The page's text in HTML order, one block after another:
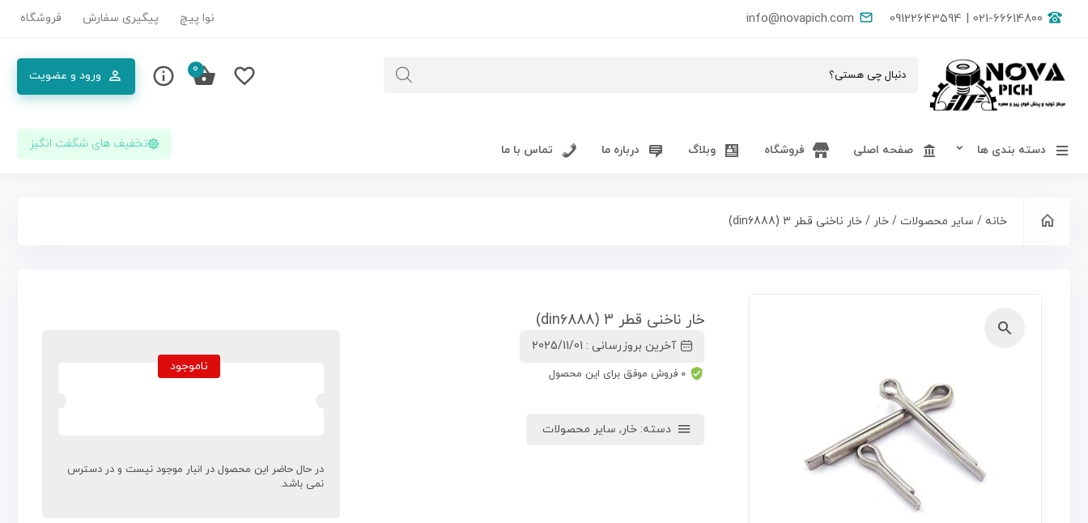
info@novapich.com 021-66614800 | 09122643594 نوا پیچ پیگیری سفارش فروشگاه
ورود و عضویت 0
دسته بندی ها صفحه اصلی فروشگاه وبلاگ درباره ما تماس با ما تخفیف های شگفت انگیز
خانه / سایر محصولات / خار / خار ناخنی قطر 3 (din6888)
خار ناخنی قطر 3 (din6888)
آخرین بروزرسانی : 2025/11/01
0 فروش موفق برای این محصول
دسته: خار, سایر محصولات
ناموجود
در حال حاضر این محصول در انبار موجود نیست و در دسترس
نمی باشد.